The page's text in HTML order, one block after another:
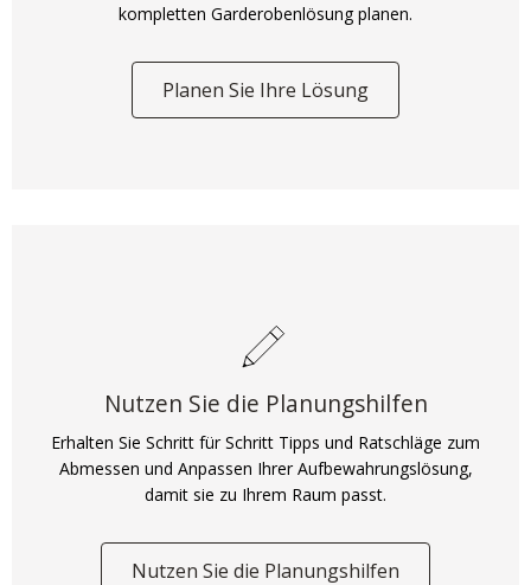
kompletten Garderobenlösung planen.
Planen Sie Ihre Lösung
Nutzen Sie die Planungshilfen
Erhalten Sie Schritt für Schritt Tipps und Ratschläge zum
Abmessen und Anpassen Ihrer Aufbewahrungslösung,
damit sie zu Ihrem Raum passt.
Nutzen Sie die Planungshilfen